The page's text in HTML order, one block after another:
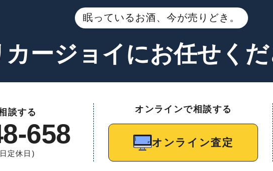
眠っているお酒、今が売りどき。
カージョイにお任せく
談する
658
定休日)
オンラインで相談する
オンライン査定